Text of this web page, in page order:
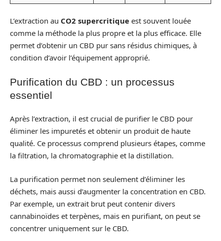
L’extraction au CO2 supercritique est souvent louée
comme la méthode la plus propre et la plus efficace. Elle
permet d’obtenir un CBD pur sans résidus chimiques, à
condition d’avoir l’équipement approprié.
Purification du CBD : un processus
essentiel
Après l’extraction, il est crucial de purifier le CBD pour
éliminer les impuretés et obtenir un produit de haute
qualité. Ce processus comprend plusieurs étapes, comme
la filtration, la chromatographie et la distillation.
La purification permet non seulement d’éliminer les
déchets, mais aussi d’augmenter la concentration en CBD.
Par exemple, un extrait brut peut contenir divers
cannabinoïdes et terpènes, mais en purifiant, on peut se
concentrer uniquement sur le CBD.